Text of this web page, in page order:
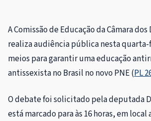
A Comissão de Educação da Câmara
realiza audiência pública nesta quarta-
meios para garantir uma educação
antissexista no Brasil no novo PNE (PL
O debate foi solicitado pela deputada
está marcado para às 16 horas, em local